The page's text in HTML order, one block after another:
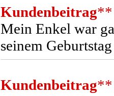
Kundenbeitrag**
Mein Enkel war
seinem
Kundenbeitrag**